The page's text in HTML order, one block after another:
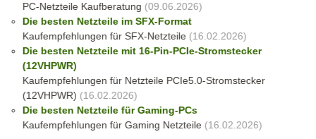
PC-Netzteile Kaufberatung (09.06.2026)
Die besten Netzteile im SFX-Format
Kaufempfehlungen für SFX-Netzteile (16.02.2026)
Die besten Netzteile mit 16-Pin-PCIe-Stromstecker
(12VHPWR)
Kaufempfehlungen für Netzteile PCIe5.0-Stromstecker
(12VHPWR) (16.02.2026)
Die besten Netzteile für Gaming-PCs
Kaufempfehlungen für Gaming Netzteile (16.02.2026)